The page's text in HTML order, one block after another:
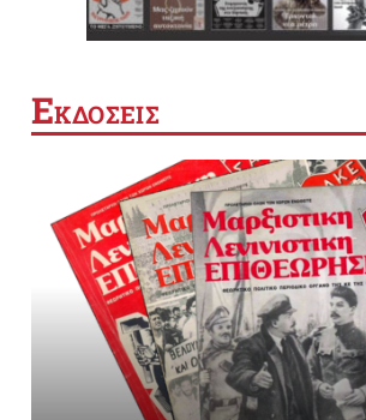
ΕΚΔΟΣΕΙΣ